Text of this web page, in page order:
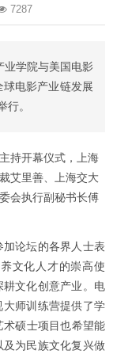
7287
业学院与美国电影
球电影产业链发展
行。
持开幕仪式，上海
艾里善、上海交大
会执行副秘书长傅
加论坛的各界人士表
文化人才的崇高使
文化创意产业。电
师训练营提供了学
硕士项目也希望能
为民族文化复兴做